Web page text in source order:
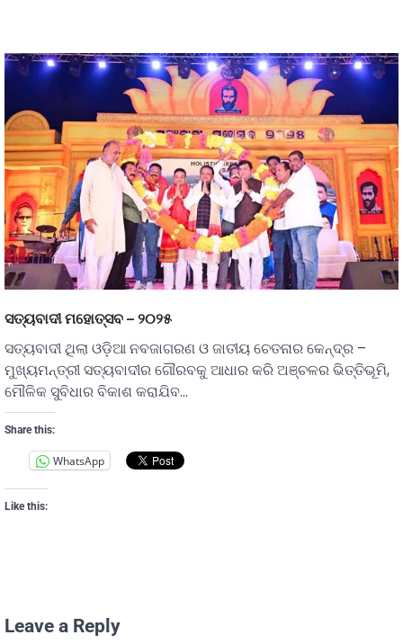
ସତ୍ୟବାଦୀ ମହୋତ୍ସବ – ୨୦୨୫
ସତ୍ୟବାଦୀ ଥିଲା ଓଡ଼ିଆ ନବଜାଗରଣ ଓ ଜାତୀୟ ଚେତନାର କେନ୍ଦ୍ର –
ମୁଖ୍ୟମନ୍ତ୍ରୀ ସତ୍ୟବାଦୀର ଗୌରବକୁ ଆଧାର କରି ଅଞ୍ଚଳର ଭିତ୍ତିଭୂମି,
ମୌଳିକ ସୁବିଧାର ବିକାଶ କରାଯିବ…
Share this:
WhatsApp
Like this:
Leave a Reply